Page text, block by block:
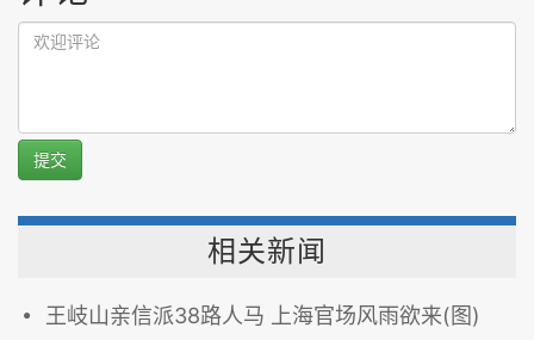
提交
相关新闻
王岐山亲信派38路人马 上海官场风雨欲来(图)